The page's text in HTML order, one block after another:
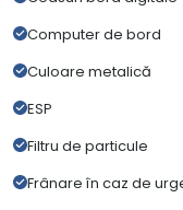
Computer de bord
Culoare metalică
ESP
Filtru de particule
Frânare în caz de